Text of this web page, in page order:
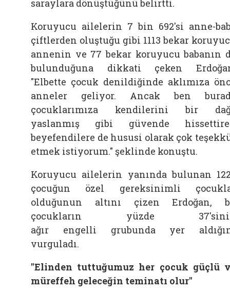
saraylara dönüştüğünü belirtti.
Koruyucu ailelerin 7 bin 692'si anne-
çiftlerden oluştuğu gibi 1113 bekar
annenin ve 77 bekar koruyucu babanın
bulunduğuna dikkati çeken
"Elbette çocuk denildiğinde aklımıza
anneler geliyor. Ancak ben
çocuklarımıza kendilerini bir
yaslanmış gibi güvende
beyefendilere de hususi olarak çok
etmek istiyorum." şeklinde konuştu.
Koruyucu ailelerin yanında bulunan
çocuğun özel gereksinimli
olduğunun altını çizen Erdoğan,
çocukların yüzde
ağır
engelli
grubunda yer
vurguladı.
"Elinden tuttuğumuz her çocuk güçlü
müreffeh geleceğin teminatı olur"